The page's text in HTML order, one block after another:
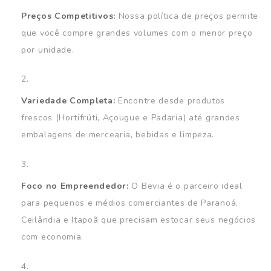
Preços Competitivos: Nossa política de preços permite
que você compre grandes volumes com o menor preço
por unidade.
Variedade Completa: Encontre desde produtos
frescos (Hortifrúti, Açougue e Padaria) até grandes
embalagens de mercearia, bebidas e limpeza.
Foco no Empreendedor: O Bevia é o parceiro ideal
para pequenos e médios comerciantes de Paranoá,
Ceilândia e Itapoã que precisam estocar seus negócios
com economia.